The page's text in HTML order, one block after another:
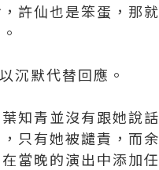
，許仙也是笨蛋，那
沉默代替回應。
知青並沒有跟她說
只有她被譴責，而
當晚的演出中添加